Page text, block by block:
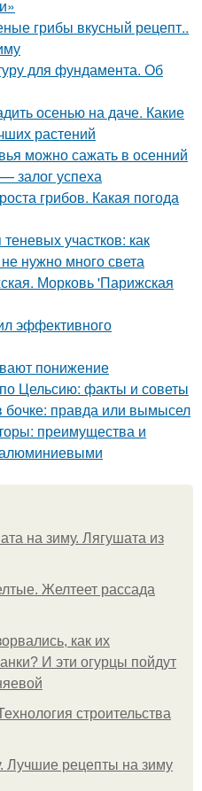
грибы вкусный рецепт..
для фундамента. Об
осенью на даче. Какие
растений
можно сажать в осенний
залог успеха
грибов. Какая погода
участков: как
нужно много света
Морковь 'Парижская
эффективного
понижение
Цельсию: факты и советы
бочке: правда или вымысел
преимущества и
алюминиевыми
на зиму. Лягушата из
Желтеет рассада
как их
И эти огурцы пойдут
строительства
Лучшие рецепты на зиму